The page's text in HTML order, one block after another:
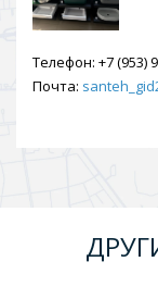
Телефон: +7 (953)
Почта: